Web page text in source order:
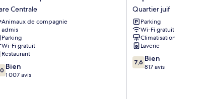
Centrale
Animaux de compagnie
admis
Parking
Wi-Fi gratuit
Restaurant
Bien
1 007 avis
Eden
Antwerp
Quartier
juif
Quartier juif
Parking
Wi-Fi gratuit
Climatisation
Laverie
7.6
sur
7,6 Bien
817 avis